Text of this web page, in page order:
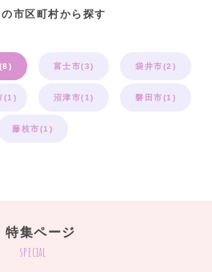
市区町村から探す
富士市(3) 袋井市(2)
(1) 沼津市(1) 磐田市(1)
藤枝市(1)
特集ページ
special